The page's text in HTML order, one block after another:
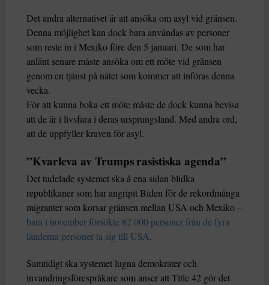
Det andra alternativet är att ansöka om asyl vid gränsen.
Denna möjlighet kan dock bara användas av personer
som reste in i Mexiko före den 5 januari. De som har
anlänt senare måste ansöka om ett möte vid gränsen
genom en tjänst på nätet som kommer att införas denna
vecka.
För att kunna boka ett möte måste de dock kunna bevisa
att de är i livsfara i deras ursprungsland. Med andra ord,
att de uppfyller kraven för asyl.
”Kvarleva av Trumps rasistiska agenda”
Det tudelade systemet ska å ena sidan blidka
republikaner som har angripit Biden för de rekordmånga
migranter som korsar gränsen mellan USA och Mexiko –
bara i november försökte 82 000 personer från de fyra
länderna personer ta sig till USA.
Samtidigt ska systemet lugna demokrater och
invandringsförespråkare som anser att Title 42 gör det